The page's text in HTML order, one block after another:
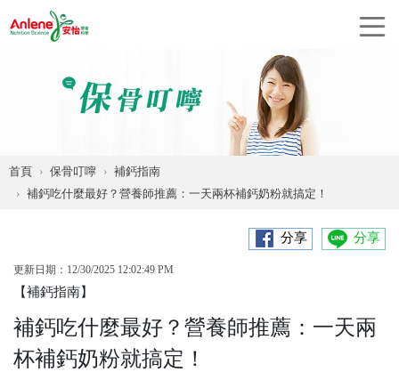
首頁 保骨叮嚀
補鈣指南
補鈣吃什麼最好？營養師推薦：一天兩杯補鈣奶粉就搞定！
分享 分享
更新日期：12/30/2025 12:02:49 PM
【補鈣指南】
補鈣吃什麼最好？營養師推薦：一天兩
杯補鈣奶粉就搞定！